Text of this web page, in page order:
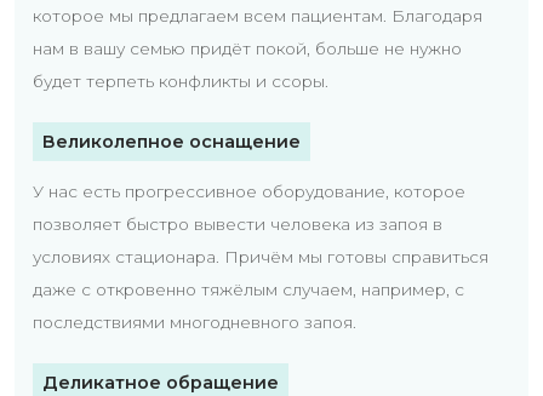
которое мы предлагаем всем пациентам. Благодаря
нам в вашу семью придёт покой, больше не нужно
будет терпеть конфликты и ссоры.
Великолепное оснащение
У нас есть прогрессивное оборудование, которое
позволяет быстро вывести человека из запоя в
условиях стационара. Причём мы готовы справиться
даже с откровенно тяжёлым случаем, например, с
последствиями многодневного запоя.
Деликатное обращение